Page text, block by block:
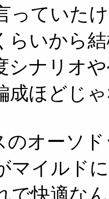
っていた
らいから
シナリオ
成ほどじ
のオーソ
マイルド
で快適な